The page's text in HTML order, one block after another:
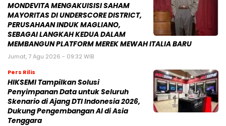
MONDEVITA MENGAKUISISI SAHAM
MAYORITAS DI UNDERSCORE DISTRICT,
PERUSAHAAN INDUK MAGLIANO,
SEBAGAI LANGKAH KEDUA DALAM
MEMBANGUN PLATFORM MEREK MEWAH ITALIA BARU
Jumat, 7 Agu 2026 - 09:32 WIB
Pers Rilis
HIKSEMI Tampilkan Solusi
Penyimpanan Data untuk Seluruh
Skenario di Ajang DTI Indonesia 2026,
Dukung Pengembangan AI di Asia
Tenggara